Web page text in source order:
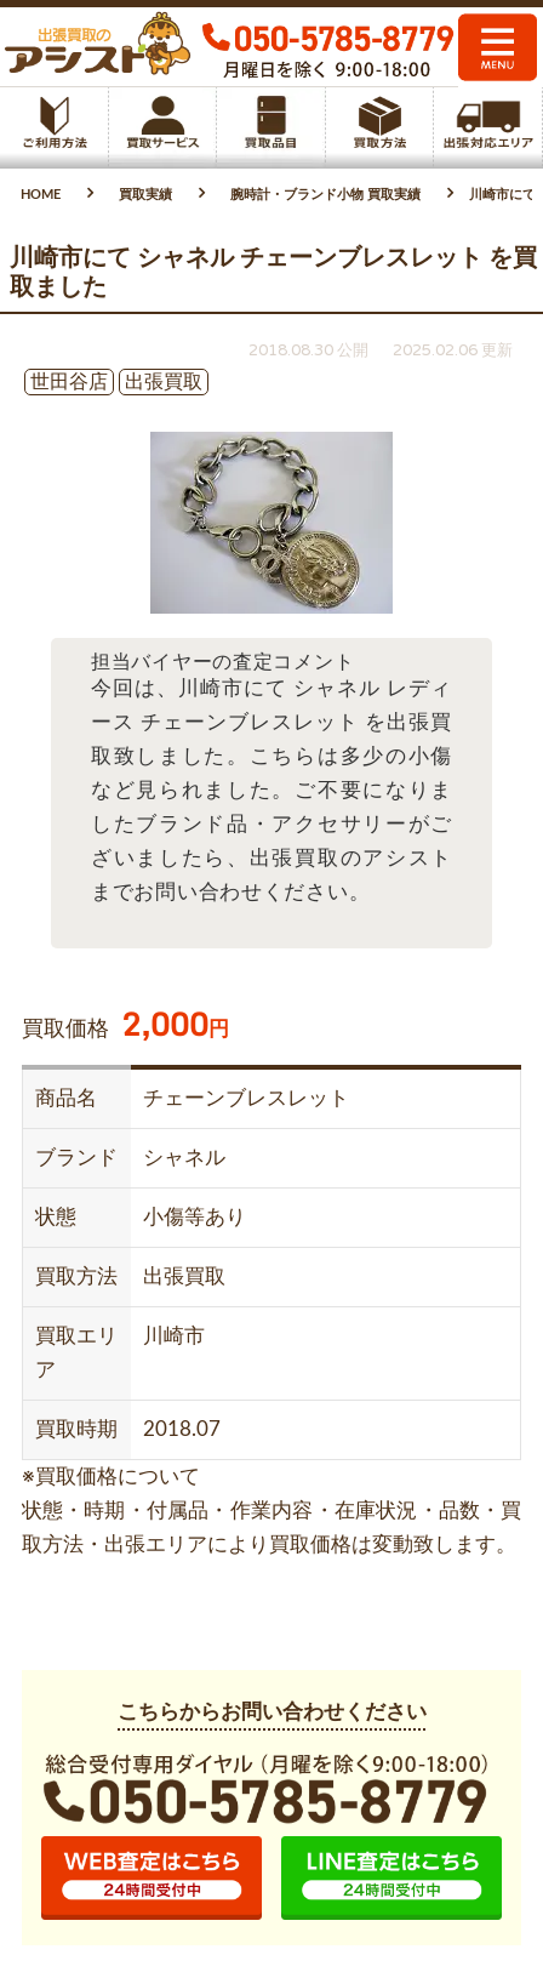
HOME 買取実績 腕時計・ブランド小物 買取実績 川崎市にて
川崎市にて シャネル チェーンブレスレット を買
取ました
2018.08.30 公開
2025.02.06 更新
世田谷店
出張買取
担当バイヤーの査定コメント
今回は、川崎市にて シャネル レディ
ース チェーンブレスレット を出張買
取致しました。こちらは多少の小傷
など見られました。ご不要になりま
したブランド品・アクセサリーがご
ざいましたら、出張買取のアシスト
までお問い合わせください。
買取価格 2,000円
商品名 チェーンブレスレット
ブランド シャネル
状態 小傷等あり
買取方法 出張買取
買取エリ
ア
川崎市
買取時期 2018.07
※買取価格について
状態・時期・付属品・作業内容・在庫状況・品数・買
取方法・出張エリアにより買取価格は変動致します。
こちらからお問い合わせください